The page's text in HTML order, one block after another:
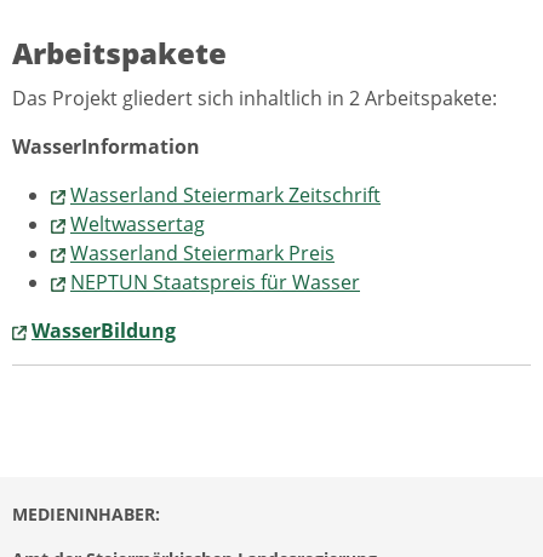
Arbeitspakete
Das Projekt gliedert sich inhaltlich in 2 Arbeitspakete:
WasserInformation
Wasserland Steiermark Zeitschrift
Weltwassertag
Wasserland Steiermark Preis
NEPTUN Staatspreis für Wasser
WasserBildung
MEDIENINHABER: